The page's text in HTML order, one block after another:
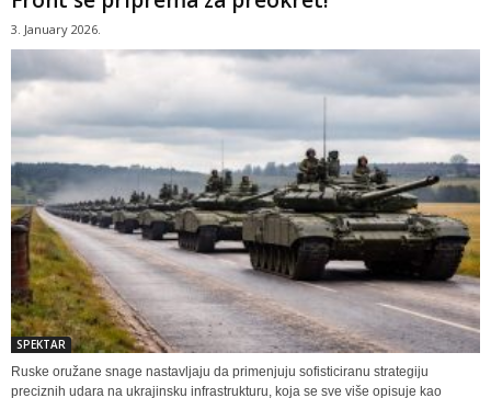
3. January 2026.
SPEKTAR
Ruske oružane snage nastavljaju da primenjuju sofisticiranu strategiju
preciznih udara na ukrajinsku infrastrukturu, koja se sve više opisuje kao